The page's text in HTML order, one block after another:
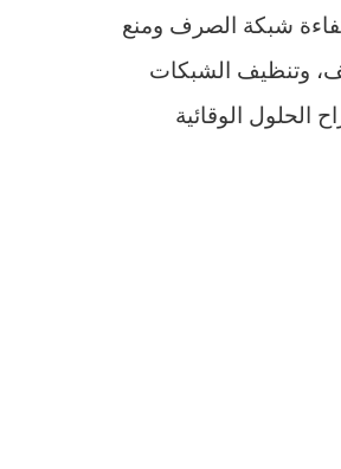
شبكة الصرف ومنع
وتنظيف الشبكات
الحلول الوقائية